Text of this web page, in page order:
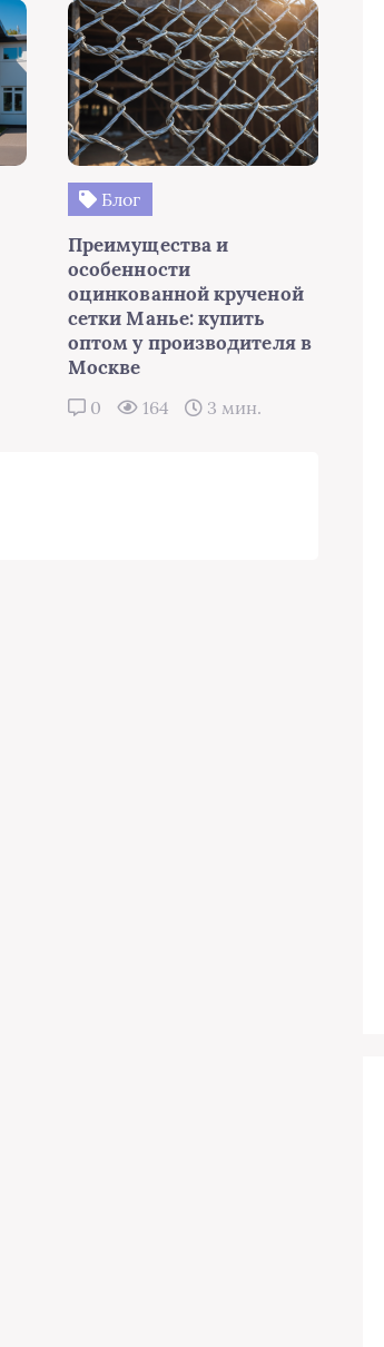
Блог
Преимущества и
особенности
оцинкованной крученой
сетки Манье: купить
оптом у производителя в
Москве
0 164 3 мин.